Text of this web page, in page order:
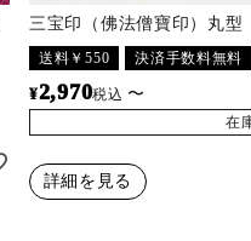
三宝印（佛法僧寶印）丸型
送料￥550 決済手数料無料
¥2,970税込 〜
在
詳細を見る